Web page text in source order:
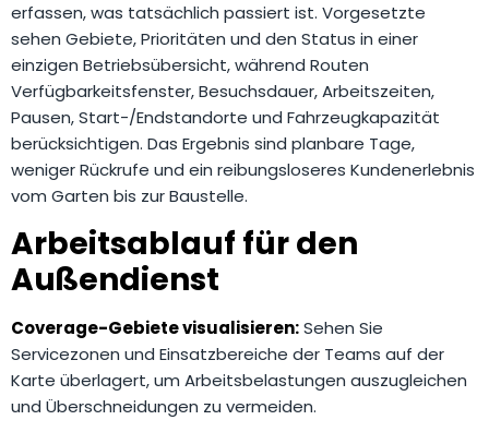
erfassen, was tatsächlich passiert ist. Vorgesetzte
sehen Gebiete, Prioritäten und den Status in einer
einzigen Betriebsübersicht, während Routen
Verfügbarkeitsfenster, Besuchsdauer, Arbeitszeiten,
Pausen, Start-/Endstandorte und Fahrzeugkapazität
berücksichtigen. Das Ergebnis sind planbare Tage,
weniger Rückrufe und ein reibungsloseres Kundenerlebnis
vom Garten bis zur Baustelle.
Arbeitsablauf für den
Außendienst
Coverage-Gebiete visualisieren:Sehen Sie
Servicezonen und Einsatzbereiche der Teams auf der
Karte überlagert, um Arbeitsbelastungen auszugleichen
und Überschneidungen zu vermeiden.